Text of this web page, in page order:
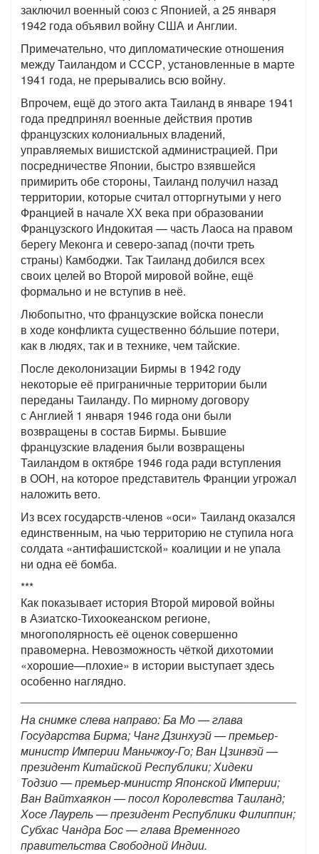
заключил военный союз с Японией, а 25 января
1942 года объявил войну США и Англии.
Примечательно, что дипломатические отношения
между Таиландом и СССР, установленные в марте
1941 года, не прерывались всю войну.
Впрочем, ещё до этого акта Таиланд в январе 1941
года предпринял военные действия против
французских колониальных владений,
управляемых вишистской администрацией. При
посредничестве Японии, быстро взявшейся
примирить обе стороны, Таиланд получил назад
территории, которые считал отторгнутыми у него
Францией в начале ХХ века при образовании
Французского Индокитая — часть Лаоса на правом
берегу Меконга и северо-запад (почти треть
страны) Камбоджи. Так Таиланд добился всех
своих целей во Второй мировой войне, ещё
формально и не вступив в неё.
Любопытно, что французские войска понесли
в ходе конфликта существенно бóльшие потери,
как в людях, так и в технике, чем тайские.
После деколонизации Бирмы в 1942 году
некоторые её приграничные территории были
переданы Таиланду. По мирному договору
с Англией 1 января 1946 года они были
возвращены в состав Бирмы. Бывшие
французские владения были возвращены
Таиландом в октябре 1946 года ради вступления
в ООН, на которое представитель Франции угрожал
наложить вето.
Из всех государств-членов «оси» Таиланд оказался
единственным, на чью территорию не ступила нога
солдата «антифашистской» коалиции и не упала
ни одна её бомба.
***
Как показывает история Второй мировой войны
в Азиатско-Тихоокеанском регионе,
многополярность её оценок совершенно
правомерна. Невозможность чёткой дихотомии
«хорошие—плохие» в истории выступает здесь
особенно наглядно.
На снимке слева направо: Ба Мо — глава
Государства Бирма; Чанг Дзинхуэй — премьер-
министр Империи Маньчжоу-Го; Ван Цзинвэй —
президент Китайской Республики; Хидеки
Тодзио — премьер-министр Японской Империи;
Ван Вайтхаякон — посол Королевства Таиланд;
Хосе Лаурель — президент Республики Филиппин;
Субхас Чандра Бос — глава Временного
правительства Свободной Индии.